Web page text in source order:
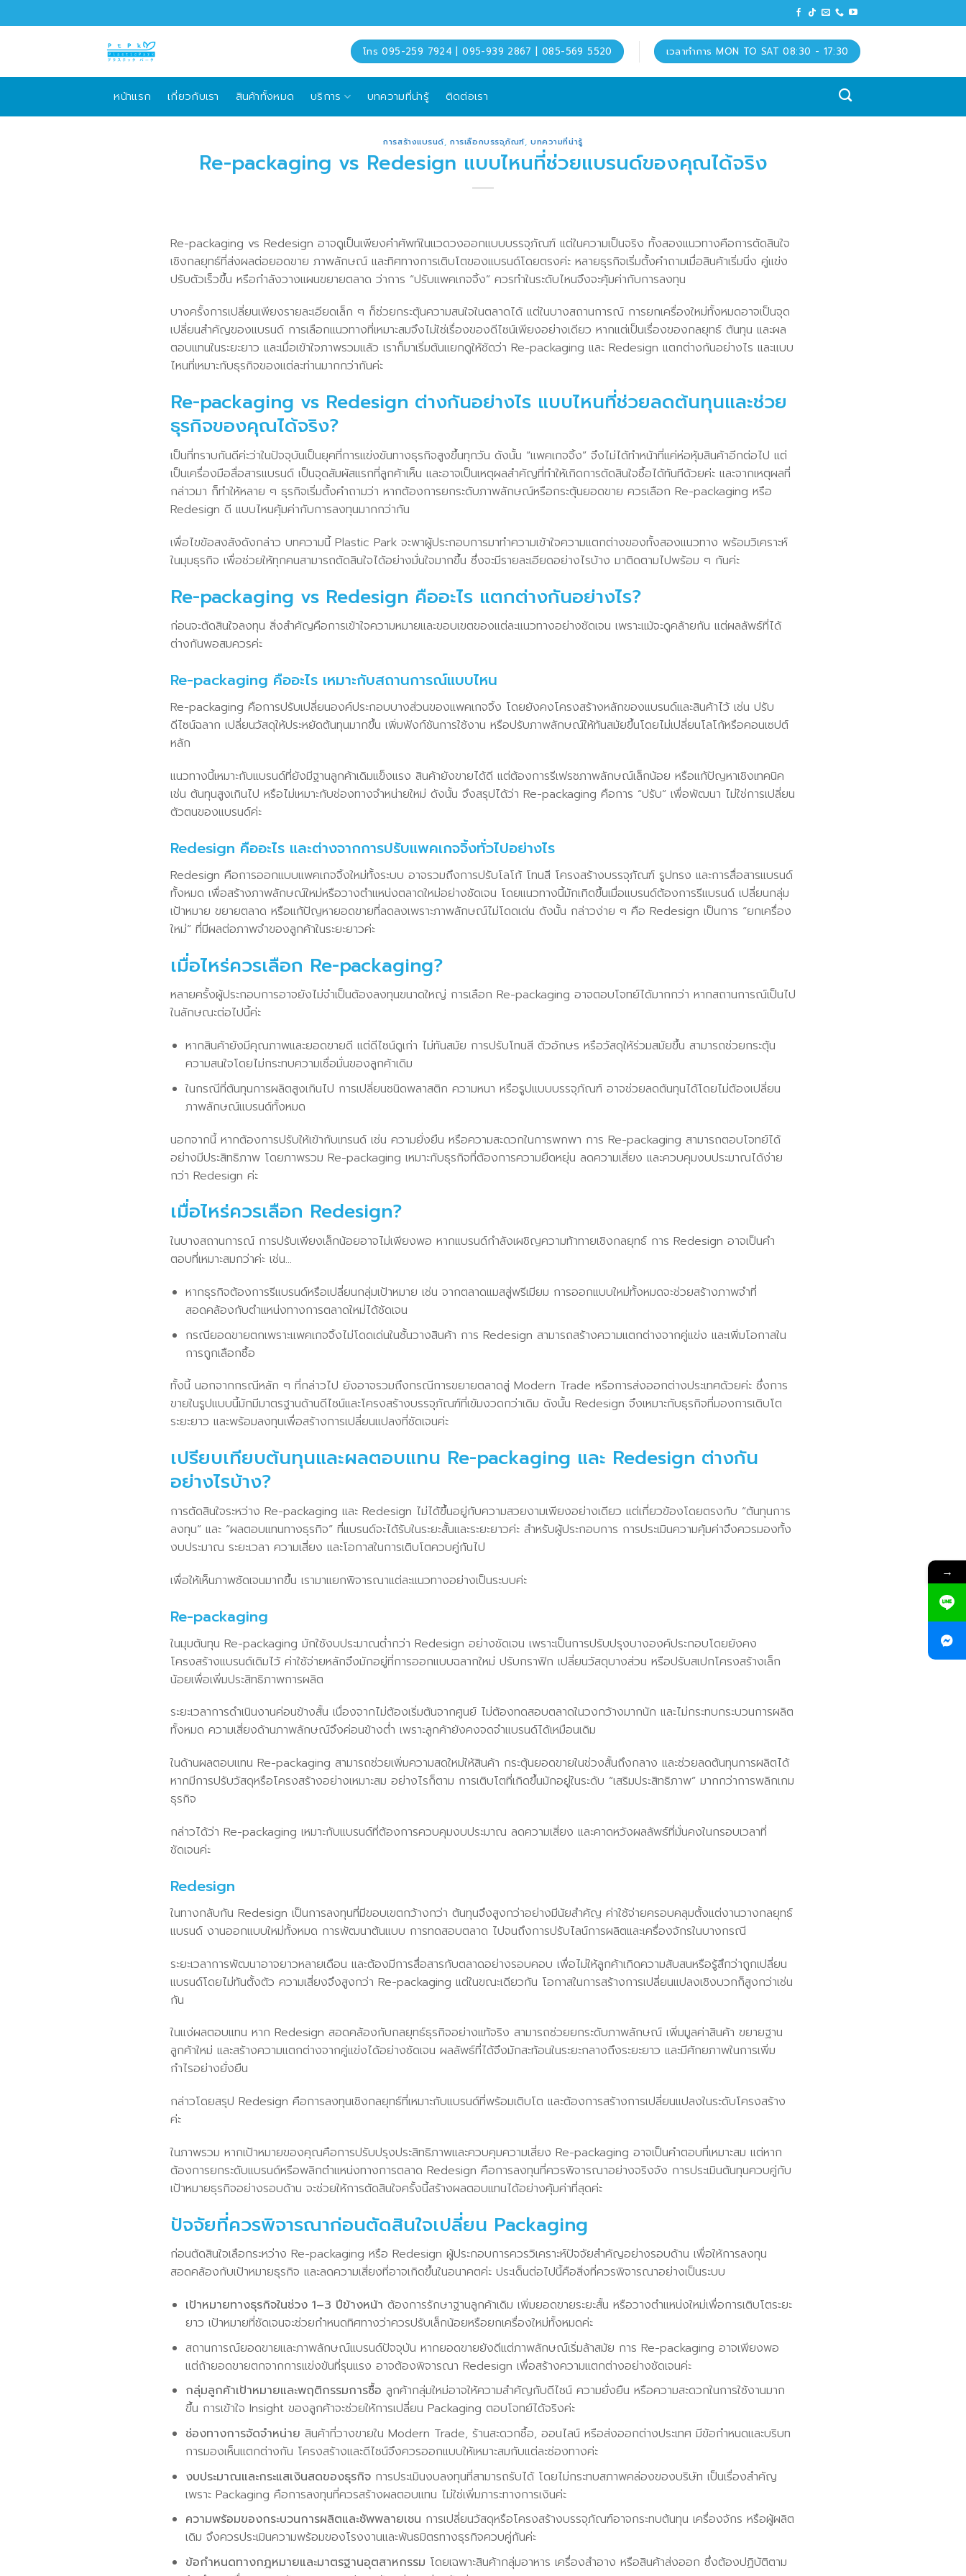
to
โทร 095-259 7924 | 095-939 2867 | 085-569 5520 เวลาทำการ MON TO SAT 08:30 - 17:30
หน้าแรก เกี่ยวกับเรา สินค้าทั้งหมด บริการ บทความที่น่ารู้ ติดต่อเรา
การสร้างแบรนด์,การเลือกบรรจุภัณฑ์,บทความที่น่ารู้
Re-packaging vs Redesign แบบไหนที่ช่วยแบรนด์ของคุณได้จริง
Re-packaging vs Redesign อาจดูเป็นเพียงคำศัพท์ในแวดวงออกแบบบรรจุภัณฑ์ แต่ในความเป็นจริง ทั้งสองแนวทางคือการตัดสินใจ
เชิงกลยุทธ์ที่ส่งผลต่อยอดขาย ภาพลักษณ์ และทิศทางการเติบโตของแบรนด์โดยตรงค่ะ หลายธุรกิจเริ่มตั้งคำถามเมื่อสินค้าเริ่มนิ่ง คู่แข่ง
ปรับตัวเร็วขึ้น หรือกำลังวางแผนขยายตลาด ว่าการ “ปรับแพคเกจจิ้ง” ควรทำในระดับไหนจึงจะคุ้มค่ากับการลงทุน
บางครั้งการเปลี่ยนเพียงรายละเอียดเล็ก ๆ ก็ช่วยกระตุ้นความสนใจในตลาดได้ แต่ในบางสถานการณ์ การยกเครื่องใหม่ทั้งหมดอาจเป็นจุด
เปลี่ยนสำคัญของแบรนด์ การเลือกแนวทางที่เหมาะสมจึงไม่ใช่เรื่องของดีไซน์เพียงอย่างเดียว หากแต่เป็นเรื่องของกลยุทธ์ ต้นทุน และผล
ตอบแทนในระยะยาว และเมื่อเข้าใจภาพรวมแล้ว เราก็มาเริ่มต้นแยกดูให้ชัดว่า Re-packaging และ Redesign แตกต่างกันอย่างไร และแบบ
ไหนที่เหมาะกับธุรกิจของแต่ละท่านมากกว่ากันค่ะ
Re-packaging vs Redesign ต่างกันอย่างไร แบบไหนที่ช่วยลดต้นทุนและช่วย
ธุรกิจของคุณได้จริง?
เป็นที่ทราบกันดีค่ะว่าในปัจจุบันเป็นยุคที่การแข่งขันทางธุรกิจสูงขึ้นทุกวัน ดังนั้น “แพคเกจจิ้ง” จึงไม่ได้ทำหน้าที่แค่ห่อหุ้มสินค้าอีกต่อไป แต่
เป็นเครื่องมือสื่อสารแบรนด์ เป็นจุดสัมผัสแรกที่ลูกค้าเห็น และอาจเป็นเหตุผลสำคัญที่ทำให้เกิดการตัดสินใจซื้อได้ทันทีด้วยค่ะ และจากเหตุผลที่
กล่าวมา ก็ทำให้หลาย ๆ ธุรกิจเริ่มตั้งคำถามว่า หากต้องการยกระดับภาพลักษณ์หรือกระตุ้นยอดขาย ควรเลือก Re-packaging หรือ
Redesign ดี แบบไหนคุ้มค่ากับการลงทุนมากกว่ากัน
เพื่อไขข้อสงสังดังกล่าว บทความนี้ Plastic Park จะพาผู้ประกอบการมาทำความเข้าใจความแตกต่างของทั้งสองแนวทาง พร้อมวิเคราะห์
ในมุมธุรกิจ เพื่อช่วยให้ทุกคนสามารถตัดสินใจได้อย่างมั่นใจมากขึ้น ซึ่งจะมีรายละเอียดอย่างไรบ้าง มาติดตามไปพร้อม ๆ กันค่ะ
Re-packaging vs Redesign คืออะไร แตกต่างกันอย่างไร?
ก่อนจะตัดสินใจลงทุน สิ่งสำคัญคือการเข้าใจความหมายและขอบเขตของแต่ละแนวทางอย่างชัดเจน เพราะแม้จะดูคล้ายกัน แต่ผลลัพธ์ที่ได้
ต่างกันพอสมควรค่ะ
Re-packaging คืออะไร เหมาะกับสถานการณ์แบบไหน
Re-packaging คือการปรับเปลี่ยนองค์ประกอบบางส่วนของแพคเกจจิ้ง โดยยังคงโครงสร้างหลักของแบรนด์และสินค้าไว้ เช่น ปรับ
ดีไซน์ฉลาก เปลี่ยนวัสดุให้ประหยัดต้นทุนมากขึ้น เพิ่มฟังก์ชันการใช้งาน หรือปรับภาพลักษณ์ให้ทันสมัยขึ้นโดยไม่เปลี่ยนโลโก้หรือคอนเซปต์
หลัก
แนวทางนี้เหมาะกับแบรนด์ที่ยังมีฐานลูกค้าเดิมแข็งแรง สินค้ายังขายได้ดี แต่ต้องการรีเฟรชภาพลักษณ์เล็กน้อย หรือแก้ปัญหาเชิงเทคนิค
เช่น ต้นทุนสูงเกินไป หรือไม่เหมาะกับช่องทางจำหน่ายใหม่ ดังนั้น จึงสรุปได้ว่า Re-packaging คือการ “ปรับ” เพื่อพัฒนา ไม่ใช่การเปลี่ยน
ตัวตนของแบรนด์ค่ะ
Redesign คืออะไร และต่างจากการปรับแพคเกจจิ้งทั่วไปอย่างไร
Redesign คือการออกแบบแพคเกจจิ้งใหม่ทั้งระบบ อาจรวมถึงการปรับโลโก้ โทนสี โครงสร้างบรรจุภัณฑ์ รูปทรง และการสื่อสารแบรนด์
ทั้งหมด เพื่อสร้างภาพลักษณ์ใหม่หรือวางตำแหน่งตลาดใหม่อย่างชัดเจน โดยแนวทางนี้มักเกิดขึ้นเมื่อแบรนด์ต้องการรีแบรนด์ เปลี่ยนกลุ่ม
เป้าหมาย ขยายตลาด หรือแก้ปัญหายอดขายที่ลดลงเพราะภาพลักษณ์ไม่โดดเด่น ดังนั้น กล่าวง่าย ๆ คือ Redesign เป็นการ “ยกเครื่อง
ใหม่” ที่มีผลต่อภาพจำของลูกค้าในระยะยาวค่ะ
เมื่อไหร่ควรเลือก Re-packaging?
หลายครั้งผู้ประกอบการอาจยังไม่จำเป็นต้องลงทุนขนาดใหญ่ การเลือก Re-packaging อาจตอบโจทย์ได้มากกว่า หากสถานการณ์เป็นไป
ในลักษณะต่อไปนี้ค่ะ
หากสินค้ายังมีคุณภาพและยอดขายดี แต่ดีไซน์ดูเก่า ไม่ทันสมัย การปรับโทนสี ตัวอักษร หรือวัสดุให้ร่วมสมัยขึ้น สามารถช่วยกระตุ้น
ความสนใจโดยไม่กระทบความเชื่อมั่นของลูกค้าเดิม
ในกรณีที่ต้นทุนการผลิตสูงเกินไป การเปลี่ยนชนิดพลาสติก ความหนา หรือรูปแบบบรรจุภัณฑ์ อาจช่วยลดต้นทุนได้โดยไม่ต้องเปลี่ยน
ภาพลักษณ์แบรนด์ทั้งหมด
นอกจากนี้ หากต้องการปรับให้เข้ากับเทรนด์ เช่น ความยั่งยืน หรือความสะดวกในการพกพา การ Re-packaging สามารถตอบโจทย์ได้
อย่างมีประสิทธิภาพ โดยภาพรวม Re-packaging เหมาะกับธุรกิจที่ต้องการความยืดหยุ่น ลดความเสี่ยง และควบคุมงบประมาณได้ง่าย
กว่า Redesign ค่ะ
เมื่อไหร่ควรเลือก Redesign?
ในบางสถานการณ์ การปรับเพียงเล็กน้อยอาจไม่เพียงพอ หากแบรนด์กำลังเผชิญความท้าทายเชิงกลยุทธ์ การ Redesign อาจเป็นคำ
ตอบที่เหมาะสมกว่าค่ะ เช่น…
หากธุรกิจต้องการรีแบรนด์หรือเปลี่ยนกลุ่มเป้าหมาย เช่น จากตลาดแมสสู่พรีเมียม การออกแบบใหม่ทั้งหมดจะช่วยสร้างภาพจำที่
สอดคล้องกับตำแหน่งทางการตลาดใหม่ได้ชัดเจน
กรณียอดขายตกเพราะแพคเกจจิ้งไม่โดดเด่นในชั้นวางสินค้า การ Redesign สามารถสร้างความแตกต่างจากคู่แข่ง และเพิ่มโอกาสใน
การถูกเลือกซื้อ
ทั้งนี้ นอกจากกรณีหลัก ๆ ที่กล่าวไป ยังอาจรวมถึงกรณีการขยายตลาดสู่ Modern Trade หรือการส่งออกต่างประเทศด้วยค่ะ ซึ่งการ
ขายในรูปแบบนี้มักมีมาตรฐานด้านดีไซน์และโครงสร้างบรรจุภัณฑ์ที่เข้มงวดกว่าเดิม ดังนั้น Redesign จึงเหมาะกับธุรกิจที่มองการเติบโต
ระยะยาว และพร้อมลงทุนเพื่อสร้างการเปลี่ยนแปลงที่ชัดเจนค่ะ
เปรียบเทียบต้นทุนและผลตอบแทน Re-packaging และ Redesign ต่างกัน
อย่างไรบ้าง?
การตัดสินใจระหว่าง Re-packaging และ Redesign ไม่ได้ขึ้นอยู่กับความสวยงามเพียงอย่างเดียว แต่เกี่ยวข้องโดยตรงกับ “ต้นทุนการ
ลงทุน” และ “ผลตอบแทนทางธุรกิจ” ที่แบรนด์จะได้รับในระยะสั้นและระยะยาวค่ะ สำหรับผู้ประกอบการ การประเมินความคุ้มค่าจึงควรมองทั้ง
งบประมาณ ระยะเวลา ความเสี่ยง และโอกาสในการเติบโตควบคู่กันไป
เพื่อให้เห็นภาพชัดเจนมากขึ้น เรามาแยกพิจารณาแต่ละแนวทางอย่างเป็นระบบค่ะ
Re-packaging
ในมุมต้นทุน Re-packaging มักใช้งบประมาณต่ำกว่า Redesign อย่างชัดเจน เพราะเป็นการปรับปรุงบางองค์ประกอบโดยยังคง
โครงสร้างแบรนด์เดิมไว้ ค่าใช้จ่ายหลักจึงมักอยู่ที่การออกแบบฉลากใหม่ ปรับกราฟิก เปลี่ยนวัสดุบางส่วน หรือปรับสเปกโครงสร้างเล็ก
น้อยเพื่อเพิ่มประสิทธิภาพการผลิต
ระยะเวลาการดำเนินงานค่อนข้างสั้น เนื่องจากไม่ต้องเริ่มต้นจากศูนย์ ไม่ต้องทดสอบตลาดในวงกว้างมากนัก และไม่กระทบกระบวนการผลิต
ทั้งหมด ความเสี่ยงด้านภาพลักษณ์จึงค่อนข้างต่ำ เพราะลูกค้ายังคงจดจำแบรนด์ได้เหมือนเดิม
ในด้านผลตอบแทน Re-packaging สามารถช่วยเพิ่มความสดใหม่ให้สินค้า กระตุ้นยอดขายในช่วงสั้นถึงกลาง และช่วยลดต้นทุนการผลิตได้
หากมีการปรับวัสดุหรือโครงสร้างอย่างเหมาะสม อย่างไรก็ตาม การเติบโตที่เกิดขึ้นมักอยู่ในระดับ “เสริมประสิทธิภาพ” มากกว่าการพลิกเกม
ธุรกิจ
กล่าวได้ว่า Re-packaging เหมาะกับแบรนด์ที่ต้องการควบคุมงบประมาณ ลดความเสี่ยง และคาดหวังผลลัพธ์ที่มั่นคงในกรอบเวลาที่
ชัดเจนค่ะ
Redesign
ในทางกลับกัน Redesign เป็นการลงทุนที่มีขอบเขตกว้างกว่า ต้นทุนจึงสูงกว่าอย่างมีนัยสำคัญ ค่าใช้จ่ายครอบคลุมตั้งแต่งานวางกลยุทธ์
แบรนด์ งานออกแบบใหม่ทั้งหมด การพัฒนาต้นแบบ การทดสอบตลาด ไปจนถึงการปรับไลน์การผลิตและเครื่องจักรในบางกรณี
ระยะเวลาการพัฒนาอาจยาวหลายเดือน และต้องมีการสื่อสารกับตลาดอย่างรอบคอบ เพื่อไม่ให้ลูกค้าเกิดความสับสนหรือรู้สึกว่าถูกเปลี่ยน
แบรนด์โดยไม่ทันตั้งตัว ความเสี่ยงจึงสูงกว่า Re-packaging แต่ในขณะเดียวกัน โอกาสในการสร้างการเปลี่ยนแปลงเชิงบวกก็สูงกว่าเช่น
กัน
ในแง่ผลตอบแทน หาก Redesign สอดคล้องกับกลยุทธ์ธุรกิจอย่างแท้จริง สามารถช่วยยกระดับภาพลักษณ์ เพิ่มมูลค่าสินค้า ขยายฐาน
ลูกค้าใหม่ และสร้างความแตกต่างจากคู่แข่งได้อย่างชัดเจน ผลลัพธ์ที่ได้จึงมักสะท้อนในระยะกลางถึงระยะยาว และมีศักยภาพในการเพิ่ม
กำไรอย่างยั่งยืน
กล่าวโดยสรุป Redesign คือการลงทุนเชิงกลยุทธ์ที่เหมาะกับแบรนด์ที่พร้อมเติบโต และต้องการสร้างการเปลี่ยนแปลงในระดับโครงสร้าง
ค่ะ
ในภาพรวม หากเป้าหมายของคุณคือการปรับปรุงประสิทธิภาพและควบคุมความเสี่ยง Re-packaging อาจเป็นคำตอบที่เหมาะสม แต่หาก
ต้องการยกระดับแบรนด์หรือพลิกตำแหน่งทางการตลาด Redesign คือการลงทุนที่ควรพิจารณาอย่างจริงจัง การประเมินต้นทุนควบคู่กับ
เป้าหมายธุรกิจอย่างรอบด้าน จะช่วยให้การตัดสินใจครั้งนี้สร้างผลตอบแทนได้อย่างคุ้มค่าที่สุดค่ะ
ปัจจัยที่ควรพิจารณาก่อนตัดสินใจเปลี่ยน Packaging
ก่อนตัดสินใจเลือกระหว่าง Re-packaging หรือ Redesign ผู้ประกอบการควรวิเคราะห์ปัจจัยสำคัญอย่างรอบด้าน เพื่อให้การลงทุน
สอดคล้องกับเป้าหมายธุรกิจ และลดความเสี่ยงที่อาจเกิดขึ้นในอนาคตค่ะ ประเด็นต่อไปนี้คือสิ่งที่ควรพิจารณาอย่างเป็นระบบ
เป้าหมายทางธุรกิจในช่วง 1–3 ปีข้างหน้า ต้องการรักษาฐานลูกค้าเดิม เพิ่มยอดขายระยะสั้น หรือวางตำแหน่งใหม่เพื่อการเติบโตระยะ
ยาว เป้าหมายที่ชัดเจนจะช่วยกำหนดทิศทางว่าควรปรับเล็กน้อยหรือยกเครื่องใหม่ทั้งหมดค่ะ
สถานการณ์ยอดขายและภาพลักษณ์แบรนด์ปัจจุบัน หากยอดขายยังดีแต่ภาพลักษณ์เริ่มล้าสมัย การ Re-packaging อาจเพียงพอ
แต่ถ้ายอดขายตกจากการแข่งขันที่รุนแรง อาจต้องพิจารณา Redesign เพื่อสร้างความแตกต่างอย่างชัดเจนค่ะ
กลุ่มลูกค้าเป้าหมายและพฤติกรรมการซื้อ ลูกค้ากลุ่มใหม่อาจให้ความสำคัญกับดีไซน์ ความยั่งยืน หรือความสะดวกในการใช้งานมาก
ขึ้น การเข้าใจ Insight ของลูกค้าจะช่วยให้การเปลี่ยน Packaging ตอบโจทย์ได้จริงค่ะ
ช่องทางการจัดจำหน่าย สินค้าที่วางขายใน Modern Trade, ร้านสะดวกซื้อ, ออนไลน์ หรือส่งออกต่างประเทศ มีข้อกำหนดและบริบท
การมองเห็นแตกต่างกัน โครงสร้างและดีไซน์จึงควรออกแบบให้เหมาะสมกับแต่ละช่องทางค่ะ
งบประมาณและกระแสเงินสดของธุรกิจการประเมินงบลงทุนที่สามารถรับได้ โดยไม่กระทบสภาพคล่องของบริษัท เป็นเรื่องสำคัญ
เพราะ Packaging คือการลงทุนที่ควรสร้างผลตอบแทน ไม่ใช่เพิ่มภาระทางการเงินค่ะ
ความพร้อมของกระบวนการผลิตและซัพพลายเชน การเปลี่ยนวัสดุหรือโครงสร้างบรรจุภัณฑ์อาจกระทบต้นทุน เครื่องจักร หรือผู้ผลิต
เดิม จึงควรประเมินความพร้อมของโรงงานและพันธมิตรทางธุรกิจควบคู่กันค่ะ
ข้อกำหนดทางกฎหมายและมาตรฐานอุตสาหกรรม โดยเฉพาะสินค้ากลุ่มอาหาร เครื่องสำอาง หรือสินค้าส่งออก ซึ่งต้องปฏิบัติตาม
→